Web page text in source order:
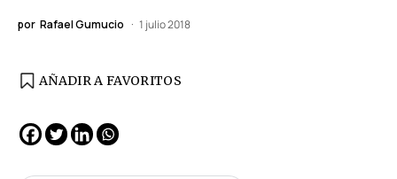
por Rafael Gumucio 1 julio 2018
AÑADIR A FAVORITOS